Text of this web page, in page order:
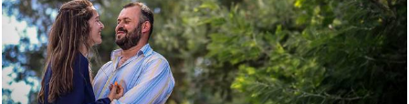
1091 61